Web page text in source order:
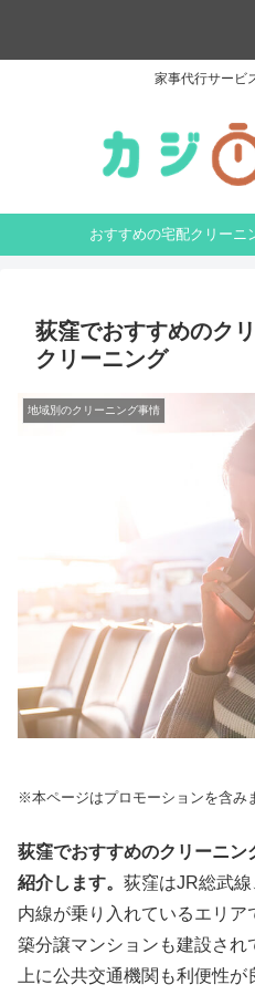
家事代行サービ
おすすめの宅配クリーニ
荻窪でおすすめのク
クリーニング
地域別のクリーニング事情
※本ページはプロモーションを含み
荻窪でおすすめのクリーニ
紹介します。 荻窪はJR総武
内線が乗り入れているエリ
築分譲マンションも建設され
上に公共交通機関も利便性が